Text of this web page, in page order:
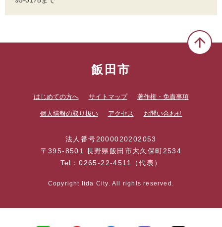
飯田市
はじめての方へ サイトマップ 著作権・免責事項
個人情報の取り扱い アクセス お問い合わせ
法人番号2000020202053
〒395-8501 長野県飯田市大久保町2534
Tel：0265-22-4511（代表）
Copyright Iida City. All rights reserved.